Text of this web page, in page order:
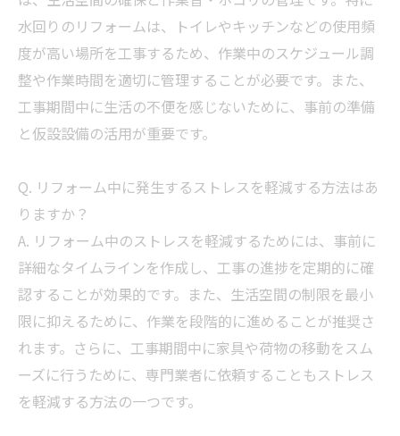
水回りのリフォームは、トイレやキッチンなどの使用頻
度が高い場所を工事するため、作業中のスケジュール調
整や作業時間を適切に管理することが必要です。また、
工事期間中に生活の不便を感じないために、事前の準備
と仮設設備の活用が重要です。
Q. リフォーム中に発生するストレスを軽減する方法はあ
りますか？
A. リフォーム中のストレスを軽減するためには、事前に
詳細なタイムラインを作成し、工事の進捗を定期的に確
認することが効果的です。また、生活空間の制限を最小
限に抑えるために、作業を段階的に進めることが推奨さ
れます。さらに、工事期間中に家具や荷物の移動をスム
ーズに行うために、専門業者に依頼することもストレス
を軽減する方法の一つです。